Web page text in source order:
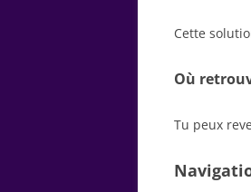
Cette
Où
Tu peux